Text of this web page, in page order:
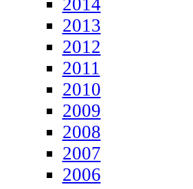
2014
2013
2012
2011
2010
2009
2008
2007
2006